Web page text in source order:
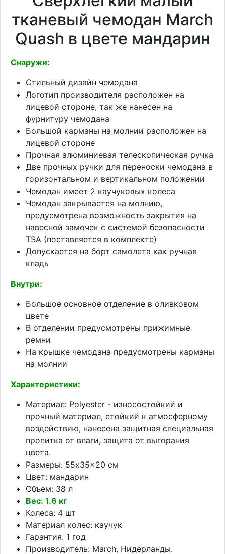
тканевый чемодан March
Quash в цвете мандарин
Снаружи:
Стильный дизайн чемодана
Логотип производителя расположен на
лицевой стороне, так же нанесен на
фурнитуру чемодана
Большой карманы на молнии расположен на
лицевой стороне
Прочная алюминиевая телескопическая ручка
Две прочных ручки для переноски чемодана в
горизонтальном и вертикальном положении
Чемодан имеет 2 каучуковых колеса
Чемодан закрывается на молнию,
предусмотрена возможность закрытия на
навесной замочек с системой безопасности
TSA (поставляется в комплекте)
Допускается на борт самолета как ручная
кладь
Внутри:
Большое основное отделение в оливковом
цвете
В отделении предусмотрены прижимные
ремни
На крышке чемодана предусмотрены карманы
на молнии
Характеристики:
Материал: Polyester - износостойкий и
прочный материал, стойкий к атмосферному
воздействию, нанесена защитная специальная
пропитка от влаги, защита от выгорания
цвета.
Размеры: 55x35x20 см
Цвет: мандарин
Объем: 38 л
Вес: 1.6 кг
Колеса: 4 шт
Материал колес: каучук
Гарантия: 1 год
Производитель: March, Нидерланды.